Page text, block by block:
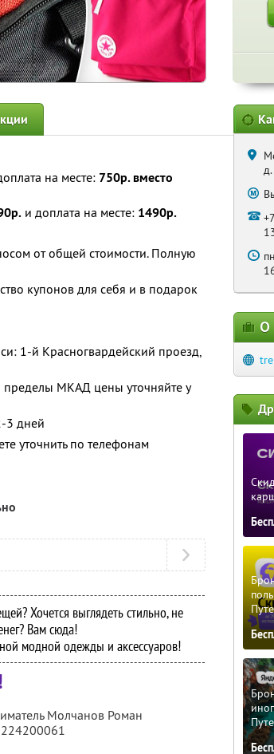
на месте: 750р. вместо
и доплата на месте: 1490р.
от общей стоимости. Полную
купонов для себя и в подарок
1-й Красногвардейский проезд,
пределы МКАД цены уточняйте у
3 дней
уточнить по телефонам
Хочется выглядеть стильно, не
Вам сюда!
модной одежды и аксессуаров!
Молчанов Роман
О